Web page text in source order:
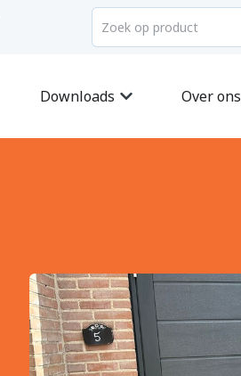
Downloads Over ons